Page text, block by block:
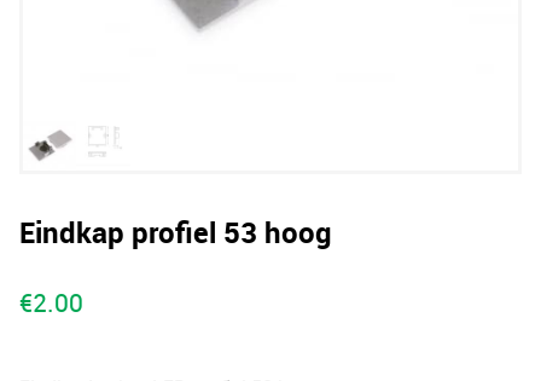
Eindkap profiel 53 hoog
€2.00